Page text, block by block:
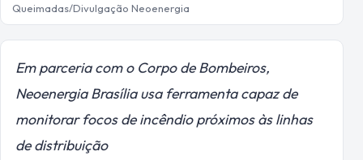
Queimadas/Divulgação Neoenergia
Em parceria com o Corpo de Bombeiros,
Neoenergia Brasília usa ferramenta capaz de
monitorar focos de incêndio próximos às linhas
de distribuição